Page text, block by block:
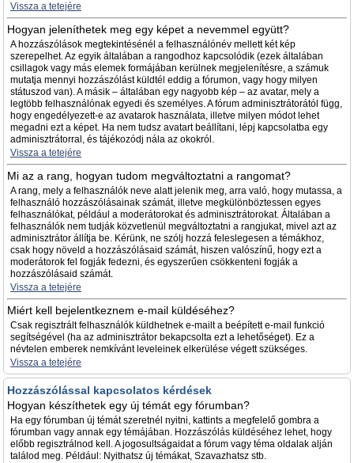
Vissza a tetejére
Hogyan jeleníthetek meg egy képet a nevemmel együtt?
A hozzászólások megtekintésénél a felhasználónév mellett két kép
szerepelhet. Az egyik általában a rangodhoz kapcsolódik (ezek általában
csillagok vagy más elemek formájában kerülnek megjelenítésre, a számuk
mutatja mennyi hozzászólást küldtél eddig a fórumon, vagy hogy milyen
státuszod van). A másik – általában egy nagyobb kép – az avatar, mely a
legtöbb felhasználónak egyedi és személyes. A fórum adminisztrátorától függ,
hogy engedélyezett-e az avatarok használata, illetve milyen módot lehet
megadni ezt a képet. Ha nem tudsz avatart beállítani, lépj kapcsolatba egy
adminisztrátorral, és tájékozódj nála az okokról.
Vissza a tetejére
Mi az a rang, hogyan tudom megváltoztatni a rangomat?
A rang, mely a felhasználók neve alatt jelenik meg, arra való, hogy mutassa, a
felhasználó hozzászólásainak számát, illetve megkülönböztessen egyes
felhasználókat, például a moderátorokat és adminisztrátorokat. Általában a
felhasználók nem tudják közvetlenül megváltoztatni a rangjukat, mivel azt az
adminisztrátor állítja be. Kérünk, ne szólj hozzá feleslegesen a témákhoz,
csak hogy növeld a hozzászólásaid számát, hiszen valószínű, hogy ezt a
moderátorok fel fogják fedezni, és egyszerűen csökkenteni fogják a
hozzászólásaid számát.
Vissza a tetejére
Miért kell bejelentkeznem e-mail küldéséhez?
Csak regisztrált felhasználók küldhetnek e-mailt a beépített e-mail funkció
segítségével (ha az adminisztrátor bekapcsolta ezt a lehetőséget). Ez a
névtelen emberek nemkívánt leveleinek elkerülése végett szükséges.
Vissza a tetejére
Hozzászólással kapcsolatos kérdések
Hogyan készíthetek egy új témát egy fórumban?
Ha egy fórumban új témát szeretnél nyitni, kattints a megfelelő gombra a
fórumban vagy annak egy témájában. Hozzászólás küldéséhez lehet, hogy
előbb regisztrálnod kell. A jogosultságaidat a fórum vagy téma oldalak alján
találod meg. Például: Nyithatsz új témákat, Szavazhatsz stb.